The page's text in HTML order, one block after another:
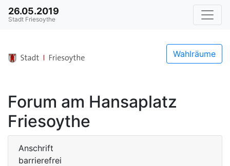
26.05.2019
Stadt Friesoythe
Wahlräume
Forum am Hansaplatz
Friesoythe
Anschrift
barrierefrei